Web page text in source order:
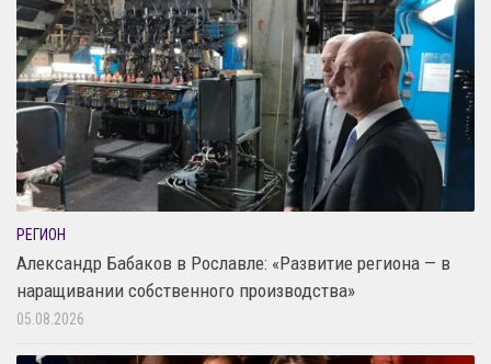
РЕГИОН
Александр Бабаков в Рославле: «Развитие региона — в
наращивании собственного производства»
05.08.2026